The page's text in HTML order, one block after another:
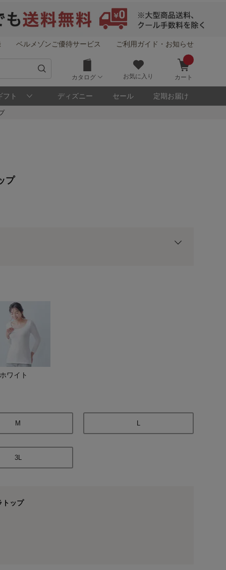
ベルメゾンご優待サービス ご利用ガイド・お知らせ
カタログ お気に入り カート
フト ディズニー セール 定期お届け
プ
の基本ポイントに対して適用されます。
ワイト
M L
3L
トップ